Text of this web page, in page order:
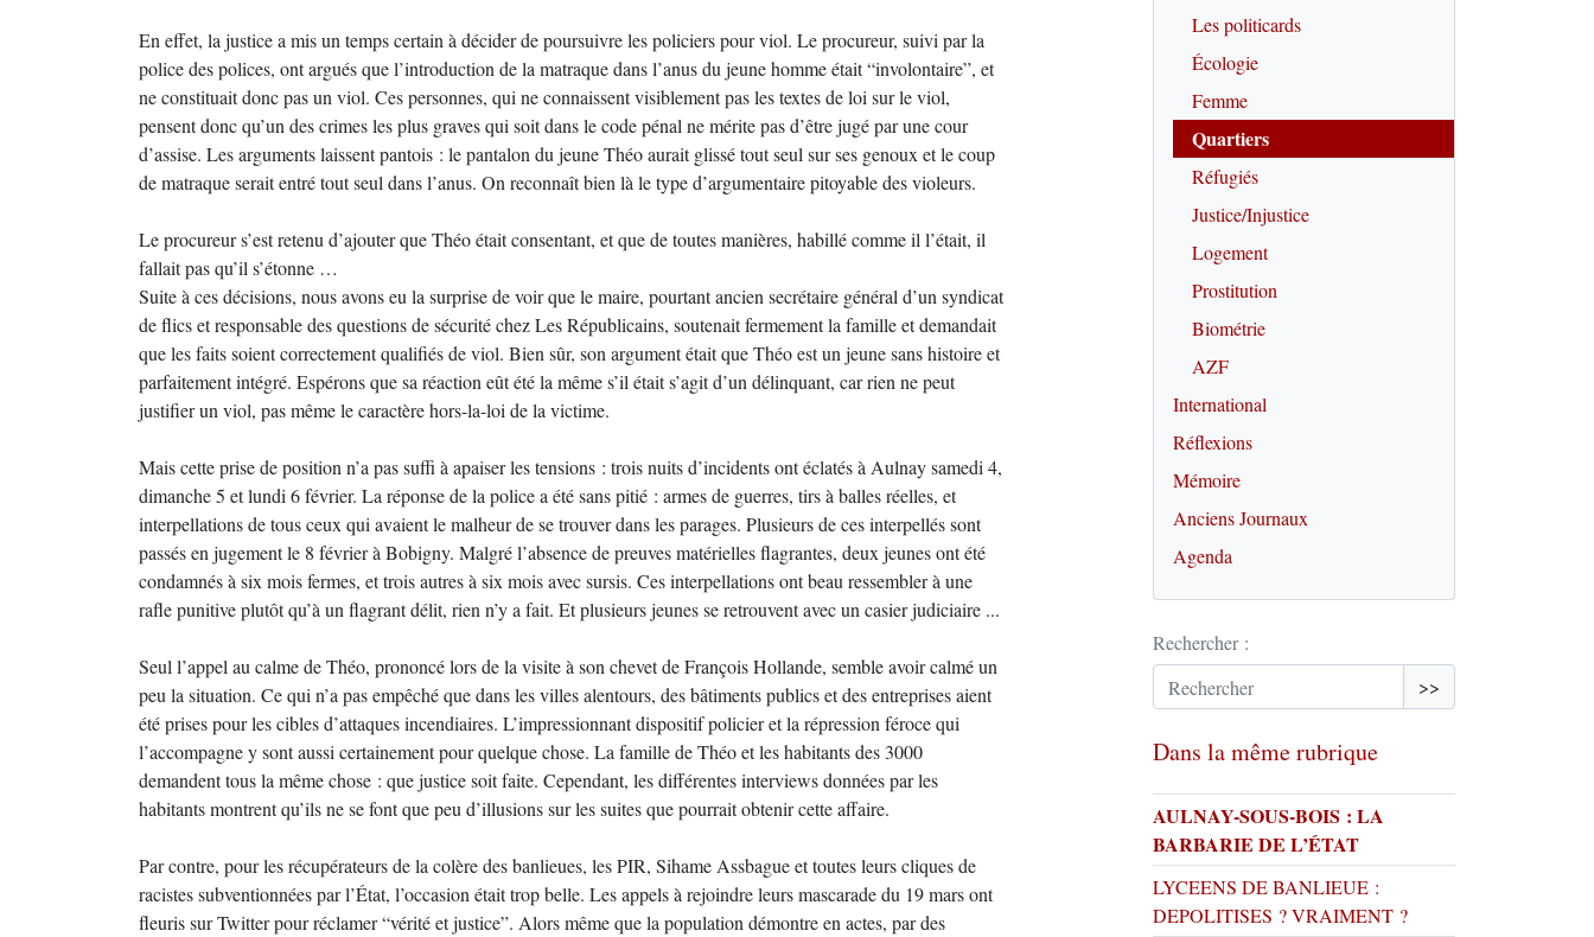
En effet, la justice a mis un temps certain à décider de poursuivre les policiers pour viol. Le procureur, suivi par la
police des polices, ont argués que l’introduction de la matraque dans l’anus du jeune homme était “involontaire”, et
ne constituait donc pas un viol. Ces personnes, qui ne connaissent visiblement pas les textes de loi sur le viol,
pensent donc qu’un des crimes les plus graves qui soit dans le code pénal ne mérite pas d’être jugé par une cour
d’assise. Les arguments laissent pantois : le pantalon du jeune Théo aurait glissé tout seul sur ses genoux et le coup
de matraque serait entré tout seul dans l’anus. On reconnaît bien là le type d’argumentaire pitoyable des violeurs.
Le procureur s’est retenu d’ajouter que Théo était consentant, et que de toutes manières, habillé comme il l’était, il
fallait pas qu’il s’étonne …
Suite à ces décisions, nous avons eu la surprise de voir que le maire, pourtant ancien secrétaire général d’un syndicat
de flics et responsable des questions de sécurité chez Les Républicains, soutenait fermement la famille et demandait
que les faits soient correctement qualifiés de viol. Bien sûr, son argument était que Théo est un jeune sans histoire et
parfaitement intégré. Espérons que sa réaction eût été la même s’il était s’agit d’un délinquant, car rien ne peut
justifier un viol, pas même le caractère hors-la-loi de la victime.
Mais cette prise de position n’a pas suffi à apaiser les tensions : trois nuits d’incidents ont éclatés à Aulnay samedi 4,
dimanche 5 et lundi 6 février. La réponse de la police a été sans pitié : armes de guerres, tirs à balles réelles, et
interpellations de tous ceux qui avaient le malheur de se trouver dans les parages. Plusieurs de ces interpellés sont
passés en jugement le 8 février à Bobigny. Malgré l’absence de preuves matérielles flagrantes, deux jeunes ont été
condamnés à six mois fermes, et trois autres à six mois avec sursis. Ces interpellations ont beau ressembler à une
rafle punitive plutôt qu’à un flagrant délit, rien n’y a fait. Et plusieurs jeunes se retrouvent avec un casier judiciaire ...
Seul l’appel au calme de Théo, prononcé lors de la visite à son chevet de François Hollande, semble avoir calmé un
peu la situation. Ce qui n’a pas empêché que dans les villes alentours, des bâtiments publics et des entreprises aient
été prises pour les cibles d’attaques incendiaires. L’impressionnant dispositif policier et la répression féroce qui
l’accompagne y sont aussi certainement pour quelque chose. La famille de Théo et les habitants des 3000
demandent tous la même chose : que justice soit faite. Cependant, les différentes interviews données par les
habitants montrent qu’ils ne se font que peu d’illusions sur les suites que pourrait obtenir cette affaire.
Par contre, pour les récupérateurs de la colère des banlieues, les PIR, Sihame Assbague et toutes leurs cliques de
racistes subventionnées par l’État, l’occasion était trop belle. Les appels à rejoindre leurs mascarade du 19 mars ont
fleuris sur Twitter pour réclamer “vérité et justice”. Alors même que la population démontre en actes, par des
Les politicards
Écologie
Femme
Quartiers
Réfugiés
Justice/Injustice
Logement
Prostitution
Biométrie
AZF
International
Réflexions
Mémoire
Anciens Journaux
Agenda
Rechercher :
>>
Dans la même rubrique
AULNAY-SOUS-BOIS : LA
BARBARIE DE L’ÉTAT
LYCEENS DE BANLIEUE :
DEPOLITISES ? VRAIMENT ?